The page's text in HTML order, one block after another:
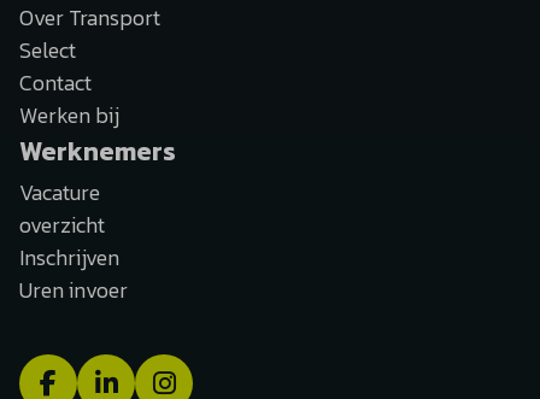
Over Transport
Select
Contact
Werken bij
Werknemers
Vacature
overzicht
Inschrijven
Uren invoer